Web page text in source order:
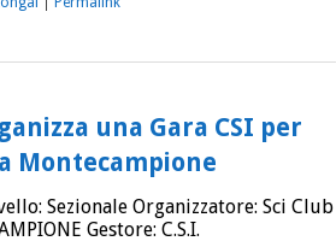
una Gara CSI per
Montecampione
Sezionale Organizzatore: Sci Club
Gestore: C.S.I.